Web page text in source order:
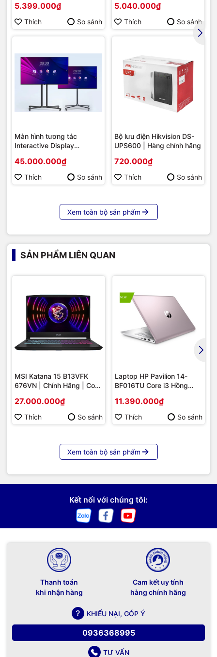
Socket AM4/ VGA
onboard)
5.399.000₫
Thích So sánh
5.040.000₫
Thích So sánh
Màn hình tương tác
Interactive Display
86 | Cấu hình cao cấp |
Hàng chính hãng
45.000.000₫
Thích So sánh
Bộ lưu điện Hikvision DS-
UPS600 | Hàng chính hãng
720.000₫
Thích So sánh
Xem toàn bộ sản phẩm
SẢN PHẨM LIÊN QUAN
MSI Katana 15 B13VFK
676VN | Chính Hãng | Core
Giá Tốt
27.000.000₫
Thích So sánh
Laptop HP Pavilion 14-
BF016TU Core i3 Hồng
11.390.000₫
Thích So sánh
Xem toàn bộ sản phẩm
Kết nối với chúng tôi:
Thanh toán
khi nhận hàng
Cam kết uy tính
hàng chính hãng
KHIẾU NẠI, GÓP Ý
0936368995
TƯ VẤN